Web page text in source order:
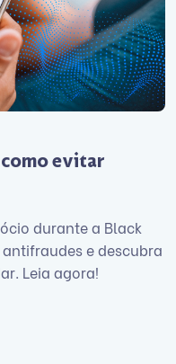
evitar
durante a Black
e descubra
Leia agora!